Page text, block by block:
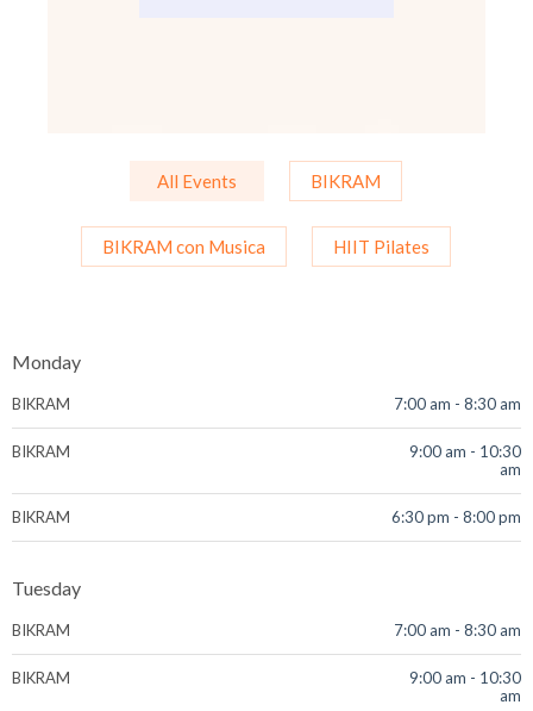
All Events BIKRAM
BIKRAM con Musica HIIT Pilates
Monday
BIKRAM 7:00 am - 8:30 am
BIKRAM 9:00 am - 10:30
am
BIKRAM 6:30 pm - 8:00 pm
Tuesday
BIKRAM 7:00 am - 8:30 am
BIKRAM 9:00 am - 10:30
am